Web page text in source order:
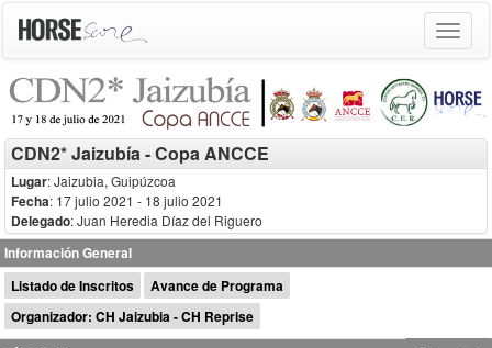
Toggle
CDN2* Jaizubía - Copa ANCCE
Lugar: Jaizubia, Guipúzcoa
Fecha: 17 julio 2021 - 18 julio 2021
Delegado:Juan Heredia Díaz del Riguero
Información General
Listado de Inscritos
Avance de Programa
Organizador: CH Jaizubia - CH Reprise